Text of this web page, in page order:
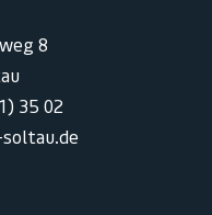
8
35 02